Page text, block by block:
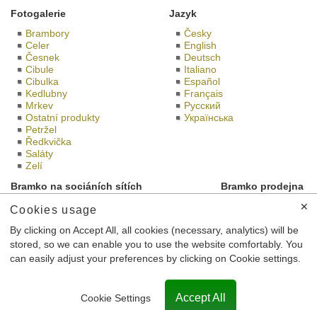
Fotogalerie
Brambory
Celer
Česnek
Cibule
Cibulka
Kedlubny
Mrkev
Ostatní produkty
Petržel
Ředkvička
Saláty
Zelí
Jazyk
Česky
English
Deutsch
Italiano
Español
Français
Русский
Українська
Bramko na sociáních sítích Bramko prodejna
Toto jsou internetové stránky společnosti Družstvo BRAMKO CZ
zapsané v obchodním rejstříku vedeném Městským soudem v
Praze, spisová značka Dr 6541.
Cookies usage
By clicking on Accept All, all cookies (necessary, analytics) will be
stored, so we can enable you to use the website comfortably. You
can easily adjust your preferences by clicking on Cookie settings.
Cookie Settings Accept All
✕